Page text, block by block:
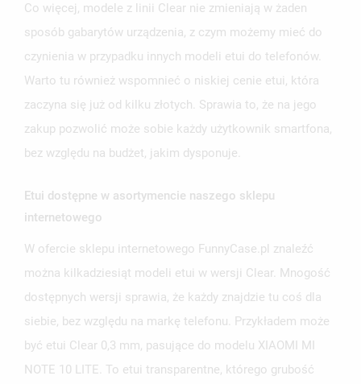
Co więcej, modele z linii Clear nie zmieniają w żaden
sposób gabarytów urządzenia, z czym możemy mieć do
czynienia w przypadku innych modeli etui do telefonów.
Warto tu również wspomnieć o niskiej cenie etui, która
zaczyna się już od kilku złotych. Sprawia to, że na jego
zakup pozwolić może sobie każdy użytkownik smartfona,
bez względu na budżet, jakim dysponuje.
Etui dostępne w asortymencie naszego sklepu
internetowego
W ofercie sklepu internetowego FunnyCase.pl znaleźć
można kilkadziesiąt modeli etui w wersji Clear. Mnogość
dostępnych wersji sprawia, że każdy znajdzie tu coś dla
siebie, bez względu na markę telefonu. Przykładem może
być etui Clear 0,3 mm, pasujące do modelu XIAOMI MI
NOTE 10 LITE. To etui transparentne, którego grubość